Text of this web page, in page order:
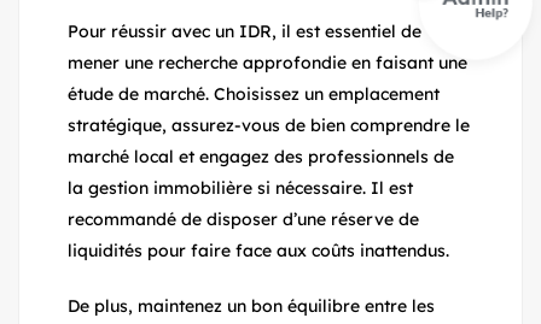
Pour réussir avec un IDR, il est essentiel de
mener une recherche approfondie en faisant une
étude de marché. Choisissez un emplacement
stratégique, assurez-vous de bien comprendre le
marché local et engagez des professionnels de
la gestion immobilière si nécessaire. Il est
recommandé de disposer d’une réserve de
liquidités pour faire face aux coûts inattendus.
De plus, maintenez un bon équilibre entre les